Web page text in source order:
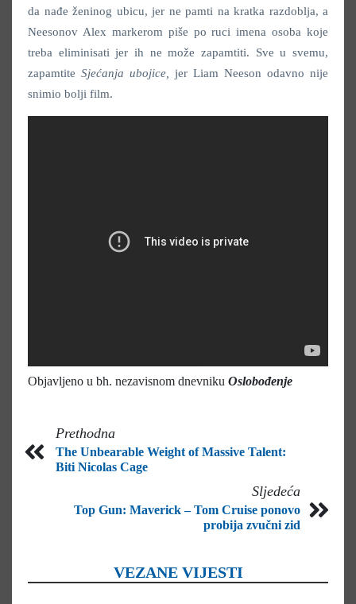
da nađe ženinog ubicu, jer ne pamti na kratka razdoblja, a
Neesonov Alex markerom piše po ruci imena osoba koje
treba eliminisati jer ih ne može zapamtiti. Sve u svemu,
zapamtite Sjećanja ubojice, jer Liam Neeson odavno nije
snimio bolji film.
Objavljeno u bh. nezavisnom dnevniku Oslobođenje
Prethodna
The Unbearable Weight of Massive Talent:
Biti Nicolas Cage
Sljedeća
Top Gun: Maverick – Tom Cruise ponovo
probija zvučni zid
VEZANE VIJESTI